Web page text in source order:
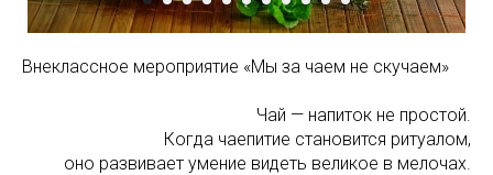
Внеклассное мероприятие «Мы за чаем не скучаем»
Чай — напиток не простой.
Когда чаепитие становится ритуалом,
оно развивает умение видеть великое в мелочах.